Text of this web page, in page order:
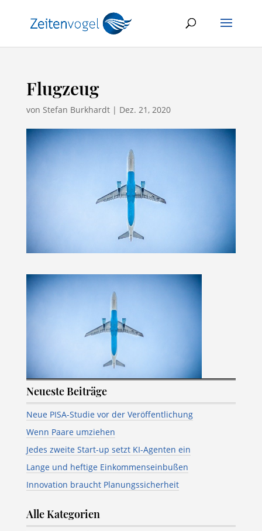
Flugzeug
von Stefan Burkhardt| Dez. 21, 2020
Neueste Beiträge
Neue PISA-Studie vor der Veröffentlichung
Wenn Paare umziehen
Jedes zweite Start-up setzt KI-Agenten ein
Lange und heftige Einkommenseinbußen
Innovation braucht Planungssicherheit
Alle Kategorien